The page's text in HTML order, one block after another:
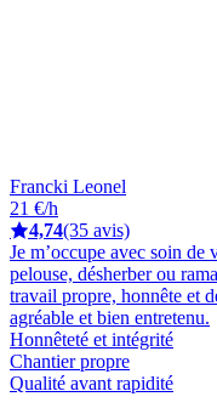
Francki Leonel
21 €/h
4,74(35 avis)
Je m’occupe avec soin
pelouse, désherber ou
travail propre, honnête et
agréable et bien entretenu.
Honnêteté et intégrité
Chantier propre
Qualité avant rapidité